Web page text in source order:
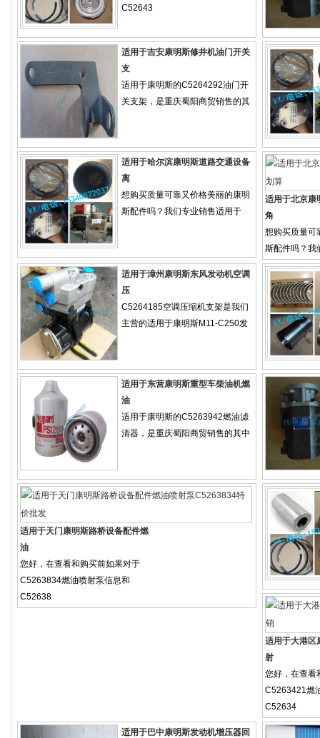
C52643
适用于吉安康明斯修井机油门开关
支
适用于康明斯的C5264292油门开
关支架，是重庆蜀阳商贸销售的其
适用于哈尔滨康明斯道路交通设备
离
想购买质量可靠又价格美丽的康明
斯配件吗？我们专业销售适用于
适用于北京康
角
想购买质量可
斯配件吗？我
适用于漳州康明斯东风发动机空调
压
C5264185空调压缩机支架是我们
主营的适用于康明斯M11-C250发
适用于东营康明斯重型车柴油机燃
油
适用于康明斯的C5263942燃油滤
清器，是重庆蜀阳商贸销售的其中
适用于天门康明斯路桥设备配件燃
油
您好，在查看和购买前如果对于
C5263834燃油喷射泵信息和
C52638
适用于大港区
射
您好，在查看
C5263421燃
C52634
适用于巴中康明斯发动机增压器回